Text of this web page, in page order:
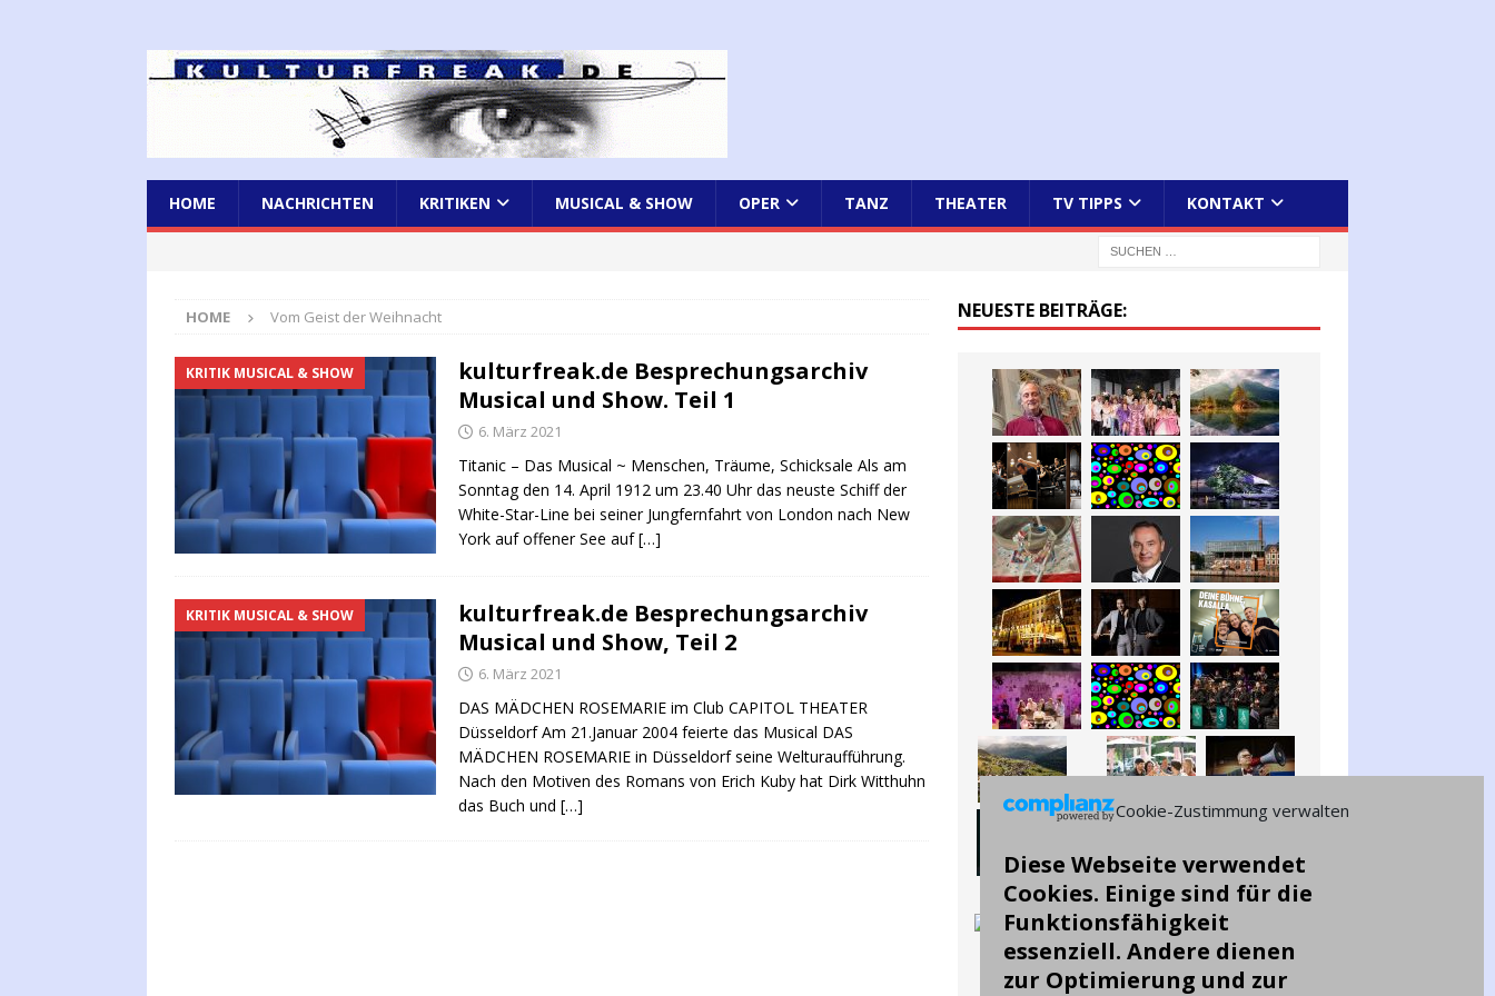
Cookie-Zustimmung verwalten
Diese Webseite verwendet
Cookies. Einige sind für die
Funktionsfähigkeit
essenziell. Andere dienen
zur Optimierung und zur
HOME NACHRICHTEN KRITIKEN MUSICAL & SHOW OPER TANZ THEATER TV TIPPS KONTAKT
HOME Vom Geist der Weihnacht
KRITIK MUSICAL & SHOW
kulturfreak.de Besprechungsarchiv
Musical und Show. Teil 1
6. März 2021
Titanic – Das Musical ~ Menschen, Träume, Schicksale Als am
Sonntag den 14. April 1912 um 23.40 Uhr das neuste Schiff der
White-Star-Line bei seiner Jungfernfahrt von London nach New
York auf offener See auf[…]
KRITIK MUSICAL & SHOW
kulturfreak.de Besprechungsarchiv
Musical und Show, Teil 2
6. März 2021
DAS MÄDCHEN ROSEMARIE im Club CAPITOL THEATER
Düsseldorf Am 21.Januar 2004 feierte das Musical DAS
MÄDCHEN ROSEMARIE in Düsseldorf seine Welturaufführung.
Nach den Motiven des Romans von Erich Kuby hat Dirk Witthuhn
das Buch und […]
NEUESTE BEITRÄGE: